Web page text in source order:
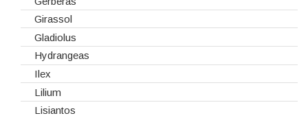
Girassol
Gladiolus
Hydrangeas
Ilex
Lilium
Lisiantos